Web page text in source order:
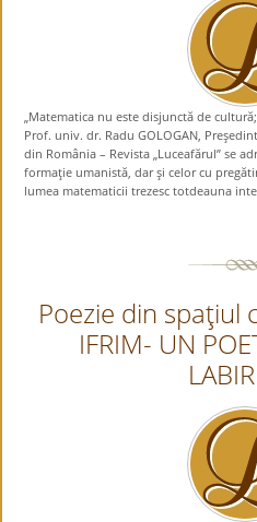
„Matematica nu este disjunctă de
Prof. univ. dr. Radu GOLOGAN,
din România – Revista „Luceafărul” se
formaţie umanistă, dar şi celor cu
lumea matematicii trezesc totdeauna
Poezie din spaţiul
IFRIM- UN